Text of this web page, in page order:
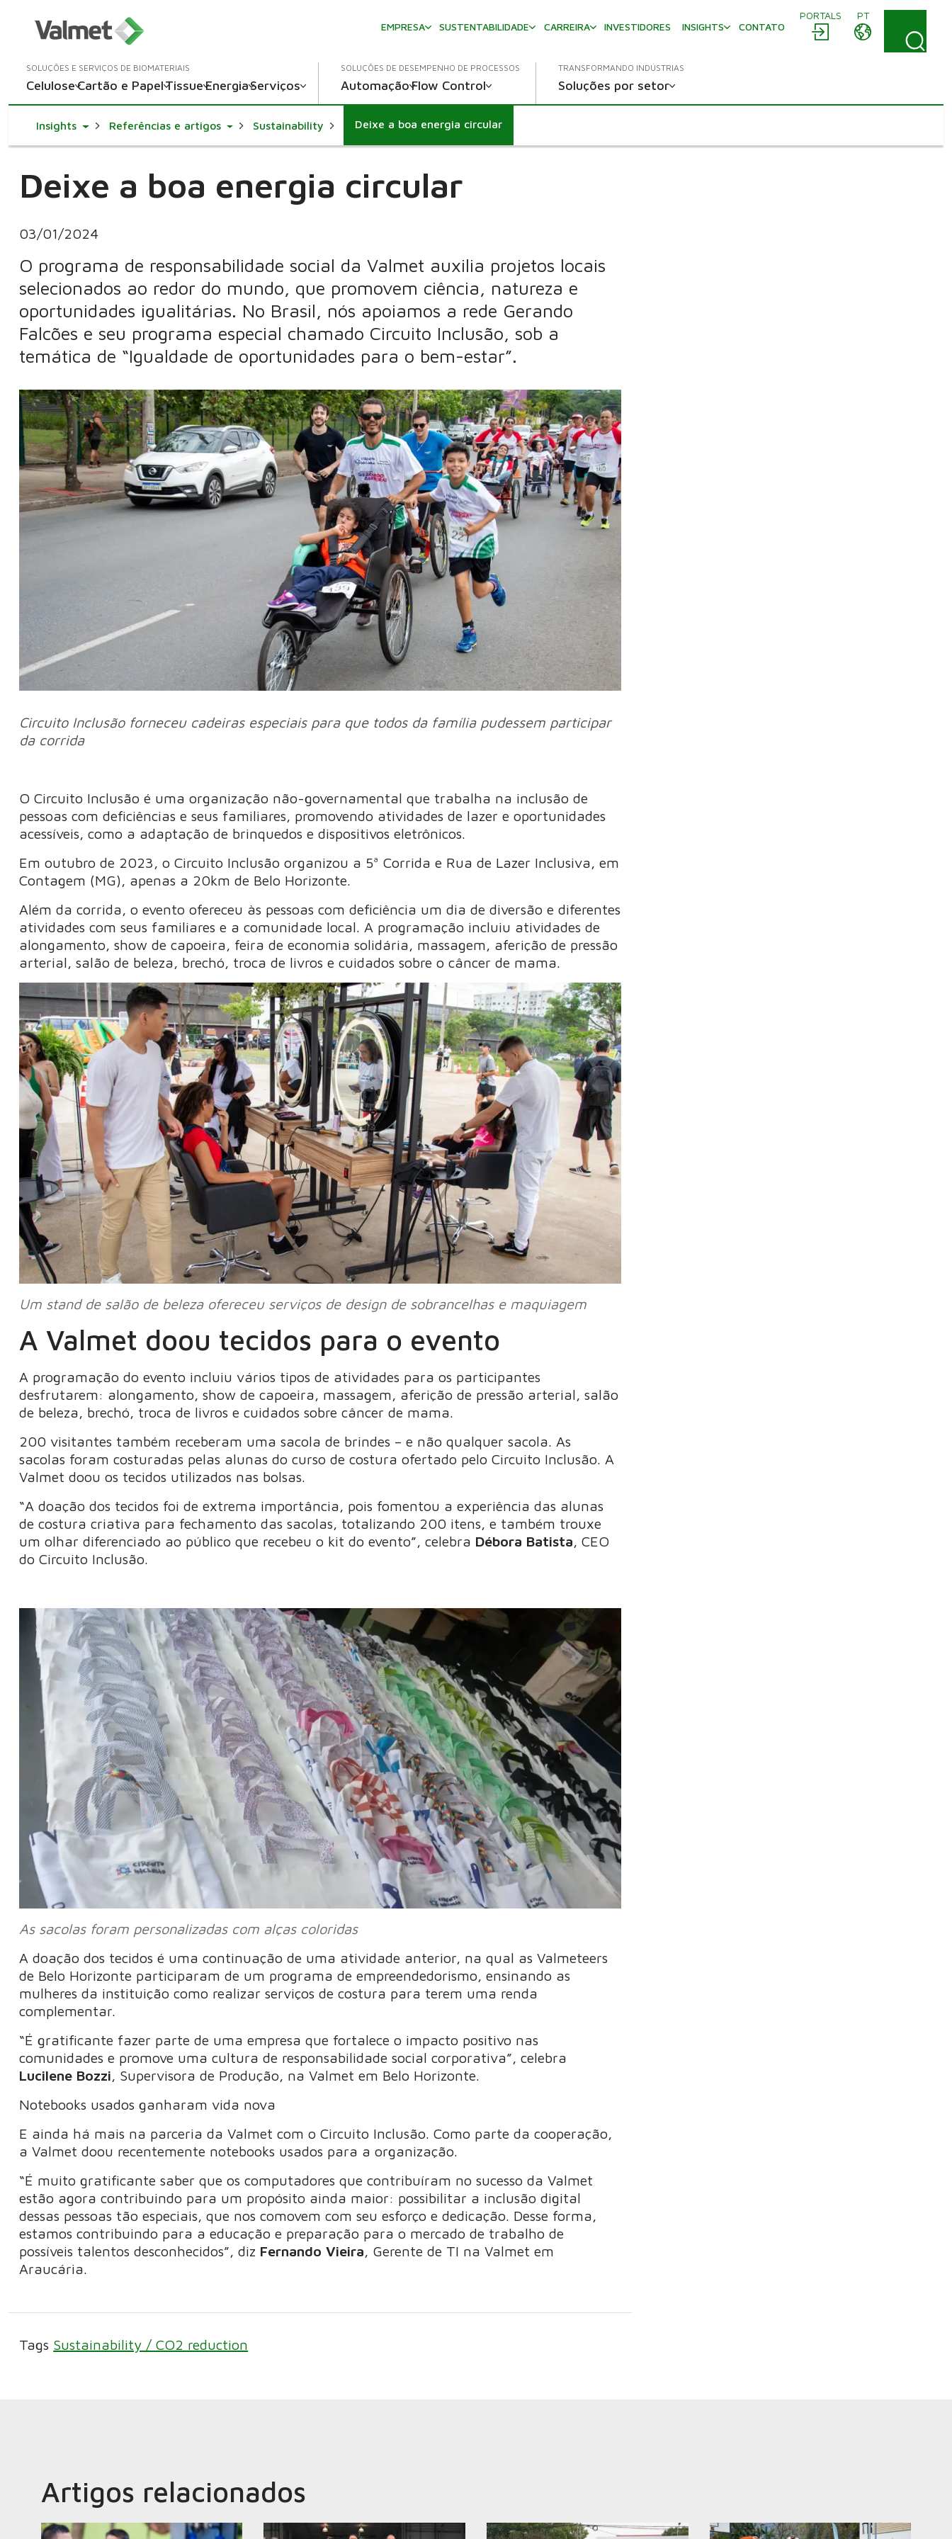
PORTALS
PT
EMPRESA
SUSTENTABILIDADE CARREIRA INVESTIDORES INSIGHTS CONTATO
SOLUÇÕES E SERVIÇOS DE BIOMATERIAIS
CeluloseCartão e PapelTissueEnergiaServiços
SOLUÇÕES DE DESEMPENHO DE PROCESSOS
AutomaçãoFlow Control
TRANSFORMANDO INDÚSTRIAS
Soluções por setor
InsightsToggle Dropdown
Referências e artigosToggle Dropdown
Sustainability Deixe a boa energia circular
Deixe a boa energia circular
03/01/2024
O programa de responsabilidade social da Valmet auxilia projetos locais
selecionados ao redor do mundo, que promovem ciência, natureza e
oportunidades igualitárias. No Brasil, nós apoiamos a rede Gerando
Falcões e seu programa especial chamado Circuito Inclusão, sob a
temática de “Igualdade de oportunidades para o bem-estar”.
Circuito Inclusão forneceu cadeiras especiais para que todos da família pudessem participar
da corrida
O Circuito Inclusão é uma organização não-governamental que trabalha na inclusão de
pessoas com deficiências e seus familiares, promovendo atividades de lazer e oportunidades
acessíveis, como a adaptação de brinquedos e dispositivos eletrônicos.
Em outubro de 2023, o Circuito Inclusão organizou a 5ª Corrida e Rua de Lazer Inclusiva, em
Contagem (MG), apenas a 20km de Belo Horizonte.
Além da corrida, o evento ofereceu às pessoas com deficiência um dia de diversão e diferentes
atividades com seus familiares e a comunidade local. A programação incluiu atividades de
alongamento, show de capoeira, feira de economia solidária, massagem, aferição de pressão
arterial, salão de beleza, brechó, troca de livros e cuidados sobre o câncer de mama.
Um stand de salão de beleza ofereceu serviços de design de sobrancelhas e maquiagem
A Valmet doou tecidos para o evento
A programação do evento incluiu vários tipos de atividades para os participantes
desfrutarem: alongamento, show de capoeira, massagem, aferição de pressão arterial, salão
de beleza, brechó, troca de livros e cuidados sobre câncer de mama.
200 visitantes também receberam uma sacola de brindes – e não qualquer sacola. As
sacolas foram costuradas pelas alunas do curso de costura ofertado pelo Circuito Inclusão. A
Valmet doou os tecidos utilizados nas bolsas.
“A doação dos tecidos foi de extrema importância, pois fomentou a experiência das alunas
de costura criativa para fechamento das sacolas, totalizando 200 itens, e também trouxe
um olhar diferenciado ao público que recebeu o kit do evento”, celebra Débora Batista, CEO
do Circuito Inclusão.
As sacolas foram personalizadas com alças coloridas
A doação dos tecidos é uma continuação de uma atividade anterior, na qual as Valmeteers
de Belo Horizonte participaram de um programa de empreendedorismo, ensinando as
mulheres da instituição como realizar serviços de costura para terem uma renda
complementar.
“É gratificante fazer parte de uma empresa que fortalece o impacto positivo nas
comunidades e promove uma cultura de responsabilidade social corporativa”, celebra
Lucilene Bozzi, Supervisora de Produção, na Valmet em Belo Horizonte.
Notebooks usados ganharam vida nova
E ainda há mais na parceria da Valmet com o Circuito Inclusão. Como parte da cooperação,
a Valmet doou recentemente notebooks usados para a organização.
“É muito gratificante saber que os computadores que contribuíram no sucesso da Valmet
estão agora contribuindo para um propósito ainda maior: possibilitar a inclusão digital
dessas pessoas tão especiais, que nos comovem com seu esforço e dedicação. Desse forma,
estamos contribuindo para a educação e preparação para o mercado de trabalho de
possíveis talentos desconhecidos”, diz Fernando Vieira, Gerente de TI na Valmet em
Araucária.
Tags Sustainability / CO2 reduction
Artigos relacionados